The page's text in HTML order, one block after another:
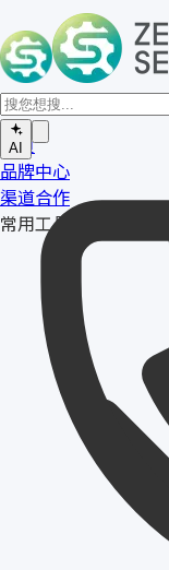
AI
首页
品牌中心
渠道合作
常用工具